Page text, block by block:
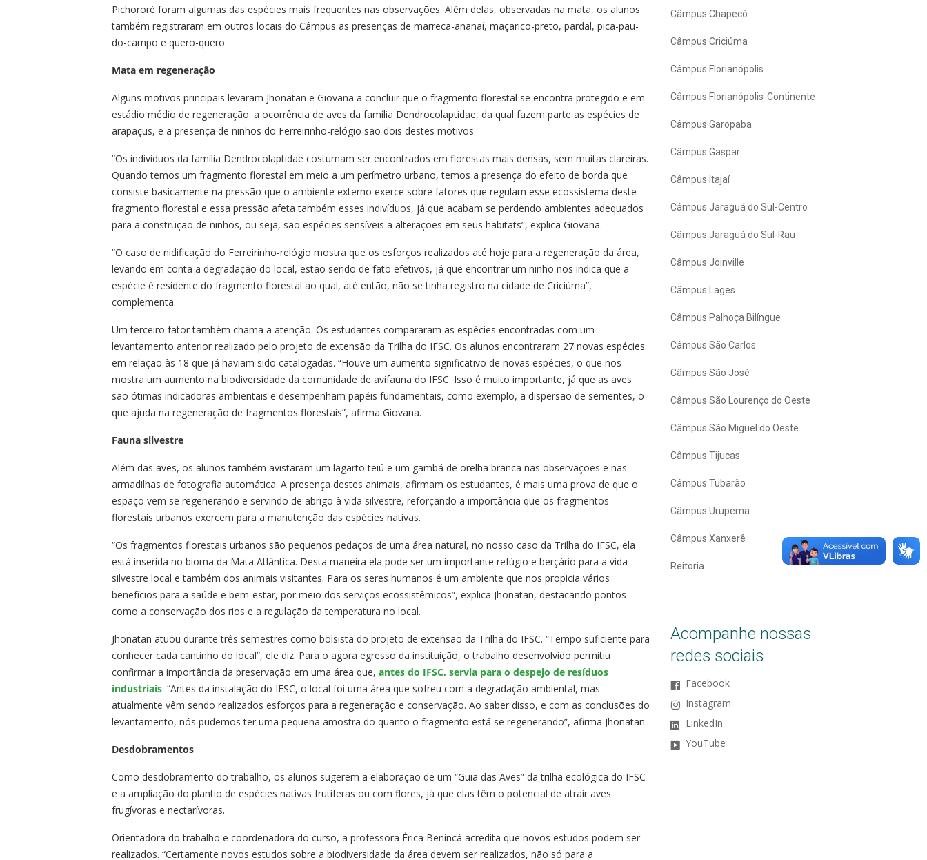
Pichororé foram algumas das espécies mais frequentes nas observações. Além delas, observadas na mata, os alunos
também registraram em outros locais do Câmpus as presenças de marreca-ananaí, maçarico-preto, pardal, pica-pau-
do-campo e quero-quero.
Mata em regeneração
Alguns motivos principais levaram Jhonatan e Giovana a concluir que o fragmento florestal se encontra protegido e em
estádio médio de regeneração: a ocorrência de aves da família Dendrocolaptidae, da qual fazem parte as espécies de
arapaçus, e a presença de ninhos do Ferreirinho-relógio são dois destes motivos.
“Os indivíduos da família Dendrocolaptidae costumam ser encontrados em florestas mais densas, sem muitas clareiras.
Quando temos um fragmento florestal em meio a um perímetro urbano, temos a presença do efeito de borda que
consiste basicamente na pressão que o ambiente externo exerce sobre fatores que regulam esse ecossistema deste
fragmento florestal e essa pressão afeta também esses indivíduos, já que acabam se perdendo ambientes adequados
para a construção de ninhos, ou seja, são espécies sensíveis a alterações em seus habitats”, explica Giovana.
“O caso de nidificação do Ferreirinho-relógio mostra que os esforços realizados até hoje para a regeneração da área,
levando em conta a degradação do local, estão sendo de fato efetivos, já que encontrar um ninho nos indica que a
espécie é residente do fragmento florestal ao qual, até então, não se tinha registro na cidade de Criciúma”,
complementa.
Um terceiro fator também chama a atenção. Os estudantes compararam as espécies encontradas com um
levantamento anterior realizado pelo projeto de extensão da Trilha do IFSC. Os alunos encontraram 27 novas espécies
em relação às 18 que já haviam sido catalogadas. “Houve um aumento significativo de novas espécies, o que nos
mostra um aumento na biodiversidade da comunidade de avifauna do IFSC. Isso é muito importante, já que as aves
são ótimas indicadoras ambientais e desempenham papéis fundamentais, como exemplo, a dispersão de sementes, o
que ajuda na regeneração de fragmentos florestais”, afirma Giovana.
Fauna silvestre
Além das aves, os alunos também avistaram um lagarto teiú e um gambá de orelha branca nas observações e nas
armadilhas de fotografia automática. A presença destes animais, afirmam os estudantes, é mais uma prova de que o
espaço vem se regenerando e servindo de abrigo à vida silvestre, reforçando a importância que os fragmentos
florestais urbanos exercem para a manutenção das espécies nativas.
“Os fragmentos florestais urbanos são pequenos pedaços de uma área natural, no nosso caso da Trilha do IFSC, ela
está inserida no bioma da Mata Atlântica. Desta maneira ela pode ser um importante refúgio e berçário para a vida
silvestre local e também dos animais visitantes. Para os seres humanos é um ambiente que nos propicia vários
benefícios para a saúde e bem-estar, por meio dos serviços ecossistêmicos”, explica Jhonatan, destacando pontos
como a conservação dos rios e a regulação da temperatura no local.
Jhonatan atuou durante três semestres como bolsista do projeto de extensão da Trilha do IFSC. “Tempo suficiente para
conhecer cada cantinho do local”, ele diz. Para o agora egresso da instituição, o trabalho desenvolvido permitiu
confirmar a importância da preservação em uma área que, antes do IFSC, servia para o despejo de resíduos
industriais. “Antes da instalação do IFSC, o local foi uma área que sofreu com a degradação ambiental, mas
atualmente vêm sendo realizados esforços para a regeneração e conservação. Ao saber disso, e com as conclusões do
levantamento, nós pudemos ter uma pequena amostra do quanto o fragmento está se regenerando”, afirma Jhonatan.
Desdobramentos
Como desdobramento do trabalho, os alunos sugerem a elaboração de um “Guia das Aves” da trilha ecológica do IFSC
e a ampliação do plantio de espécies nativas frutíferas ou com flores, já que elas têm o potencial de atrair aves
frugívoras e nectarívoras.
Orientadora do trabalho e coordenadora do curso, a professora Érica Benincá acredita que novos estudos podem ser
realizados. “Certamente novos estudos sobre a biodiversidade da área devem ser realizados, não só para a
Câmpus Chapecó
Câmpus Criciúma
Câmpus Florianópolis
Câmpus Florianópolis-Continente
Câmpus Garopaba
Câmpus Gaspar
Câmpus Itajaí
Câmpus Jaraguá do Sul-Centro
Câmpus Jaraguá do Sul-Rau
Câmpus Joinville
Câmpus Lages
Câmpus Palhoça Bilíngue
Câmpus São Carlos
Câmpus São José
Câmpus São Lourenço do Oeste
Câmpus São Miguel do Oeste
Câmpus Tijucas
Câmpus Tubarão
Câmpus Urupema
Câmpus Xanxerê
Reitoria
Acompanhe nossas
redes sociais
Facebook
Instagram
LinkedIn
YouTube